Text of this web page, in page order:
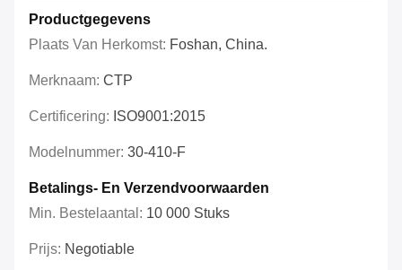
Productgegevens
Plaats Van Herkomst: Foshan, China.
Merknaam: CTP
Certificering: ISO9001:2015
Modelnummer: 30-410-F
Betalings- En Verzendvoorwaarden
Min. Bestelaantal: 10 000 Stuks
Prijs: Negotiable